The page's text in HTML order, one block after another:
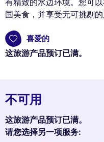
国美食，并享受无可挑剔
喜爱的
这旅游产品预订已满。
不可用
这旅游产品预订已满。
请您选择另一项服务: